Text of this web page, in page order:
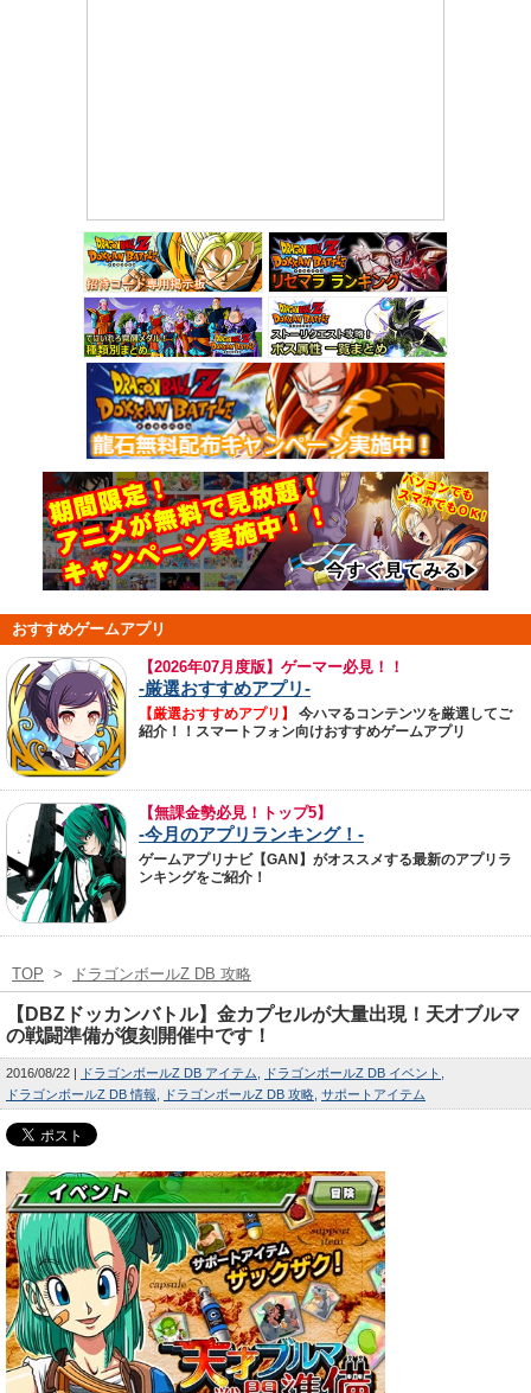
おすすめゲームアプリ
【2026年07月度版】ゲーマー必見！！
-厳選おすすめアプリ-
【厳選おすすめアプリ】
今ハマるコンテンツを厳選してご
紹介！！スマートフォン向けおすすめゲームアプリ
【無課金勢必見！トップ5】
-今月のアプリランキング！-
ゲームアプリナビ【GAN】がオススメする最新のアプリラ
ンキングをご紹介！
TOP > ドラゴンボールZ DB 攻略
【DBZドッカンバトル】金カプセルが大量出現！天才ブルマ
の戦闘準備が復刻開催中です！
2016/08/22 ドラゴンボールZ DB アイテム
ドラゴンボールZ DB イベント
ドラゴンボールZ DB 情報
ドラゴンボールZ DB 攻略 サポートアイテム